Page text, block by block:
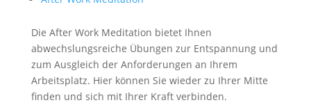
Die After Work Meditation bietet Ihnen
abwechslungsreiche Übungen zur Entspannung und
zum Ausgleich der Anforderungen an Ihrem
Arbeitsplatz. Hier können Sie wieder zu Ihrer Mitte
finden und sich mit Ihrer Kraft verbinden.